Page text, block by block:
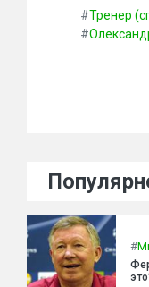
#Тренер
#
#